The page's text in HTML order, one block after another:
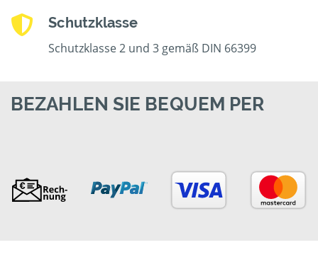
Schutzklasse
Schutzklasse 2 und 3 gemäß DIN 66399
BEZAHLEN SIE BEQUEM PER